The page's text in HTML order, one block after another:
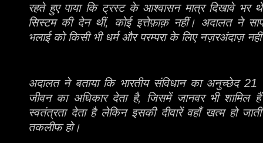
रहते हुए पाया कि ट्रस्ट के आश्वासन मात्र दिखावे भर
सिस्टम की देन थीं, कोई इत्तेफ़ाक़ नहीं। अदालत ने
भलाई को किसी भी धर्म और परम्परा के लिए नज़रअंदाज़
अदालत ने बताया कि भारतीय संविधान का अनुच्छेद 21
जीवन का अधिकार देता है, जिसमें जानवर भी शामिल
स्वतंत्रता देता है लेकिन इसकी दीवारें वहाँ खत्म हो
तकलीफ हो।